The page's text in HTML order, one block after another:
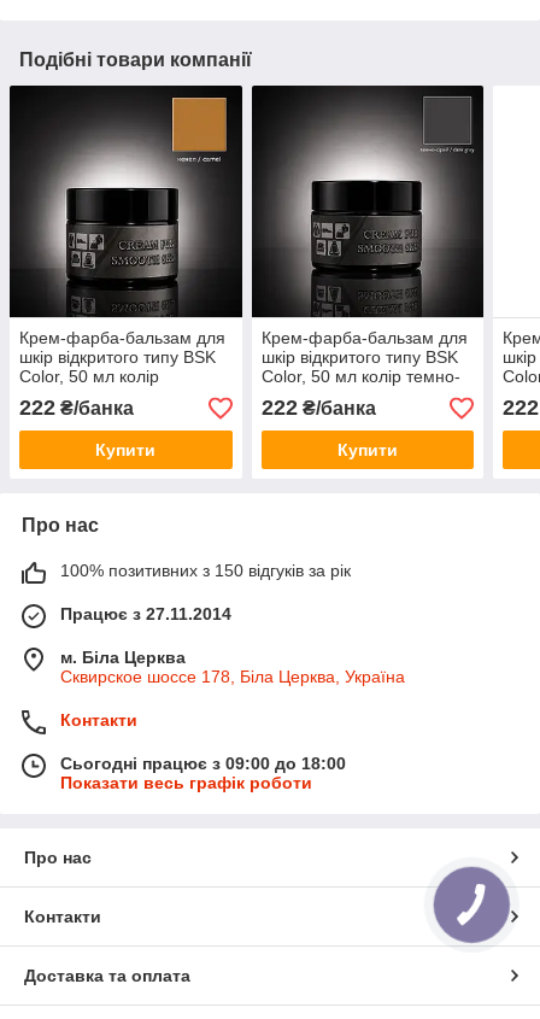
Подібні товари компанії
Крем-фарба-бальзам для
шкір відкритого типу BSK
Color, 50 мл колір
верблюд
222 ₴/банка
Купити
Крем-фарба-бальзам для
шкір відкритого типу BSK
Color, 50 мл колір темно-
сірий
222₴/банка
Купити
222
Про нас
100% позитивних з 150 відгуків за рік
Працює з 27.11.2014
м. Біла Церква
Сквирское шоссе 178, Біла Церква, Україна
Контакти
Сьогодні працює з 09:00 до 18:00
Показати весь графік роботи
Про нас
Контакти
Доставка та оплата